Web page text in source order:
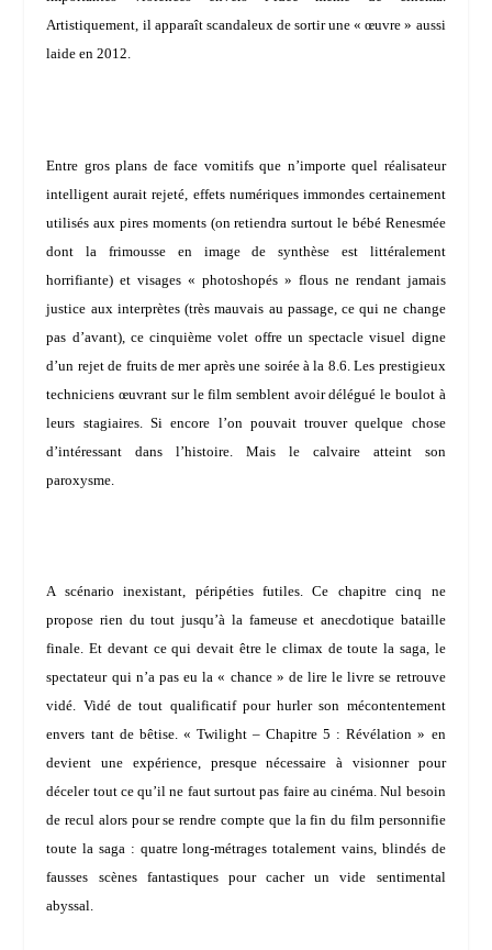
Artistiquement, il apparaît scandaleux de sortir une « œuvre » aussi
laide en 2012.
Entre gros plans de face vomitifs que n’importe quel réalisateur
intelligent aurait rejeté, effets numériques immondes certainement
utilisés aux pires moments (on retiendra surtout le bébé Renesmée
dont la frimousse en image de synthèse est littéralement
horrifiante) et visages « photoshopés » flous ne rendant jamais
justice aux interprètes (très mauvais au passage, ce qui ne change
pas d’avant), ce cinquième volet offre un spectacle visuel digne
d’un rejet de fruits de mer après une soirée à la 8.6. Les prestigieux
techniciens œuvrant sur le film semblent avoir délégué le boulot à
leurs stagiaires. Si encore l’on pouvait trouver quelque chose
d’intéressant dans l’histoire. Mais le calvaire atteint son
paroxysme.
A scénario inexistant, péripéties futiles. Ce chapitre cinq ne
propose rien du tout jusqu’à la fameuse et anecdotique bataille
finale. Et devant ce qui devait être le climax de toute la saga, le
spectateur qui n’a pas eu la « chance » de lire le livre se retrouve
vidé. Vidé de tout qualificatif pour hurler son mécontentement
envers tant de bêtise. « Twilight – Chapitre 5 : Révélation » en
devient une expérience, presque nécessaire à visionner pour
déceler tout ce qu’il ne faut surtout pas faire au cinéma. Nul besoin
de recul alors pour se rendre compte que la fin du film personnifie
toute la saga : quatre long-métrages totalement vains, blindés de
fausses scènes fantastiques pour cacher un vide sentimental
abyssal.